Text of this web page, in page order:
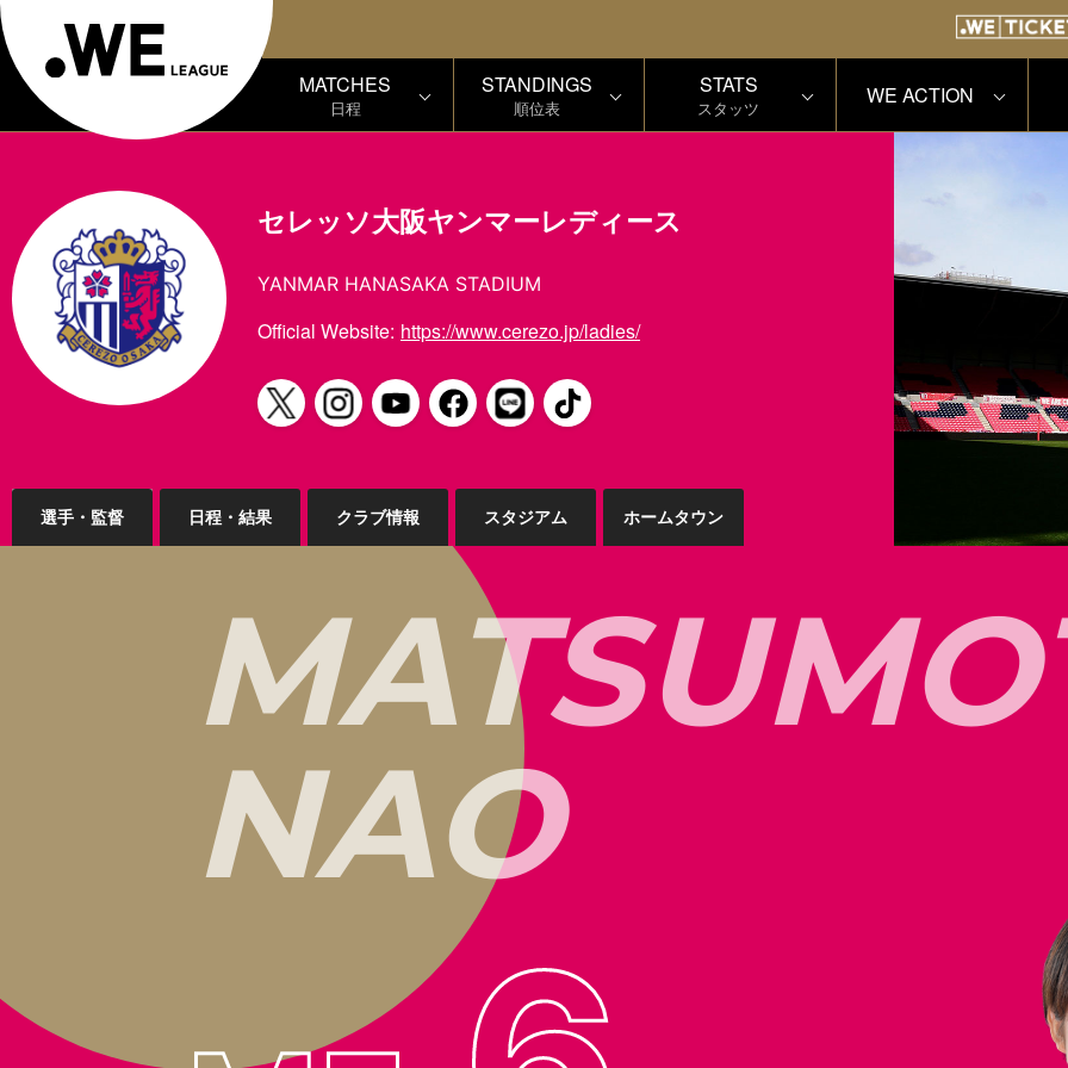
MATCHES
日程
STANDINGS
順位表
STATS
スタッツ WE ACTION
セレッソ大阪ヤンマーレディース
YANMAR HANASAKA STADIUM
Official Website: https://www.cerezo.jp/ladies/
選手・監督 日程・結果 クラブ情報 スタジアム ホームタウン
MATSUMO
NAO